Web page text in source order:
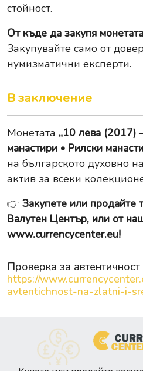
стойност.
От къде да закупя
Закупувайте само от
нумизматични експерти.
В заключение
Монетата „10 лева (2017)
манастири • Рилски
на българското духовно
актив за всеки
👉 Закупете или продайте
Валутен Център, или от
www.currencycenter.eu!
Проверка за
https://
avtentichnost-na-zlatni-i-